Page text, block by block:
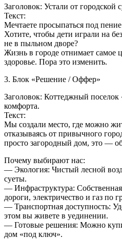
Заголовок: Устали от городской
Текст:
Мечтаете просыпаться под
Хотите, чтобы дети играли на
не в пыльном дворе?
Жизнь в городе отнимает самое
здоровье. Пора это изменить.
3. Блок «Решение / Оффер»
Заголовок: Коттеджный
комфорта.
Текст:
Мы создали место, где можно
отказываясь от привычного
просто загородный дом, это —
Почему выбирают нас:
— Экология: Чистый лесной
суеты.
— Инфраструктура:
дороги, электричество и газ по
— Транспортная доступность:
этом вы живете в уединении.
— Готовые решения: Можно
дом «под ключ».